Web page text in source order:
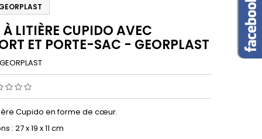
À LITIÈRE CUPIDO AVEC
ET PORTE-SAC - GEORPLAST
GEORPLAST
Cupido en forme de cœur.
: 27 x 19 x 11 cm